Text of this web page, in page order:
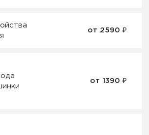
от 2590 ₽
от 1390 ₽